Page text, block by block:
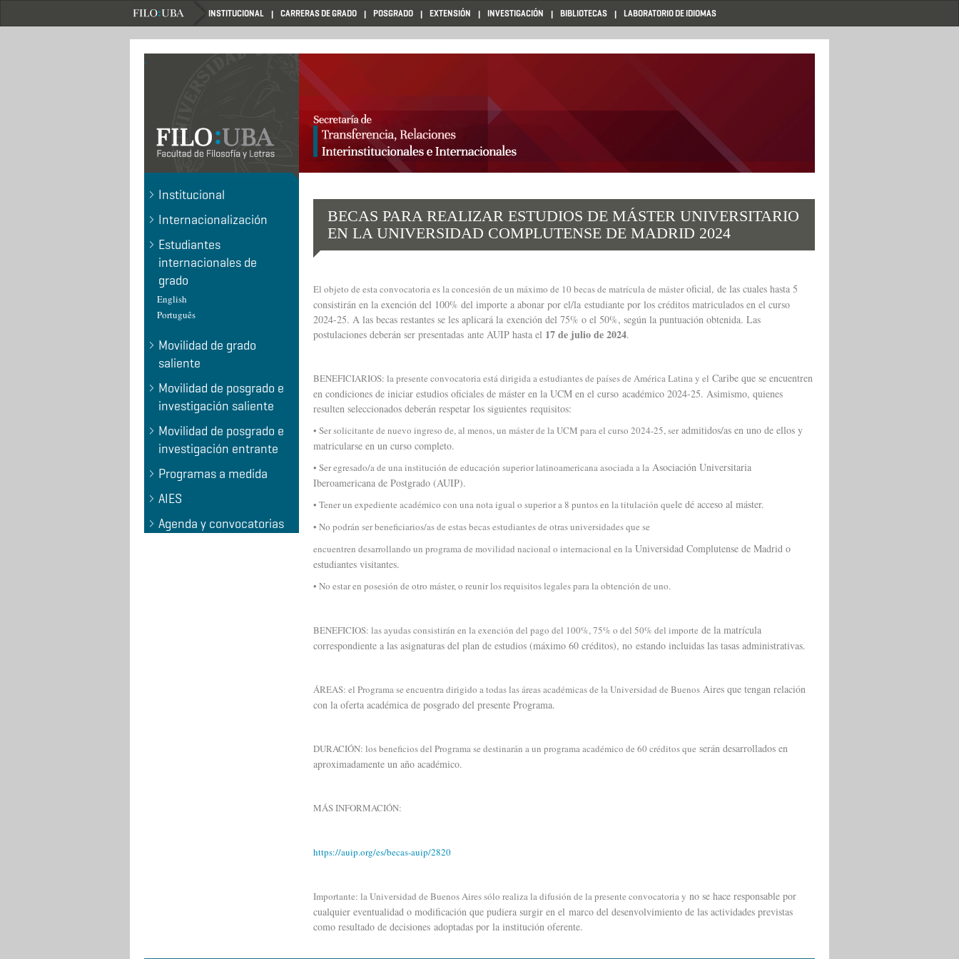
INSTITUCIONAL CARRERAS DE GRADO POSGRADO EXTENSIÓN INVESTIGACIÓN BIBLIOTECAS LABORATORIO DE IDIOMAS
.
Institucional
Internacionalización
Estudiantes
internacionales de
grado
English
Português
Movilidad de grado
saliente
Movilidad de posgrado e
investigación saliente
Movilidad de posgrado e
investigación entrante
Programas a medida
AIES
Agenda y convocatorias
BECAS PARA REALIZAR ESTUDIOS DE MÁSTER UNIVERSITARIO
EN LA UNIVERSIDAD COMPLUTENSE DE MADRID 2024
El objeto de esta convocatoria es la concesión de un máximo de 10 becas de matrícula de másteroficial, de las cuales hasta 5
consistirán en la exención del 100% del importe a abonar por el/la estudiante por los créditos matriculados en el curso
2024-25. A las becas restantes se les aplicará la exención del 75% o el 50%, según la puntuación obtenida. Las
postulaciones deberán ser presentadas ante AUIP hasta el 17 de julio de 2024.
BENEFICIARIOS: la presente convocatoria está dirigida a estudiantes de países de América Latina y el Caribe que se encuentren
en condiciones de iniciar estudios oficiales de máster en la UCM en el curso académico 2024-25. Asimismo, quienes
resulten seleccionados deberán respetar los siguientes requisitos:
• Ser solicitante de nuevo ingreso de, al menos, un máster de la UCM para el curso 2024-25, seradmitidos/as en uno de ellos y
matricularse en un curso completo.
• Ser egresado/a de una institución de educación superior latinoamericana asociada a la Asociación Universitaria
Iberoamericana de Postgrado (AUIP).
• Tener un expediente académico con una nota igual o superior a 8 puntos en la titulación quele dé acceso al máster.
• No podrán ser beneficiarios/as de estas becas estudiantes de otras universidades que se
encuentren desarrollando un programa de movilidad nacional o internacional en la Universidad Complutense de Madrid o
estudiantes visitantes.
• No estar en posesión de otro máster, o reunir los requisitos legales para la obtención de uno.
BENEFICIOS: las ayudas consistirán en la exención del pago del 100%, 75% o del 50% del importe de la matrícula
correspondiente a las asignaturas del plan de estudios (máximo 60 créditos), no estando incluidas las tasas administrativas.
ÁREAS: el Programa se encuentra dirigido a todas las áreas académicas de la Universidad de Buenos Aires que tengan relación
con la oferta académica de posgrado del presente Programa.
DURACIÓN: los beneficios del Programa se destinarán a un programa académico de 60 créditos que serán desarrollados en
aproximadamente un año académico.
MÁS INFORMACIÓN:
https://auip.org/es/becas-auip/2820
Importante: la Universidad de Buenos Aires sólo realiza la difusión de la presente convocatoria y no se hace responsable por
cualquier eventualidad o modificación que pudiera surgir en el marco del desenvolvimiento de las actividades previstas
como resultado de decisiones adoptadas por la institución oferente.